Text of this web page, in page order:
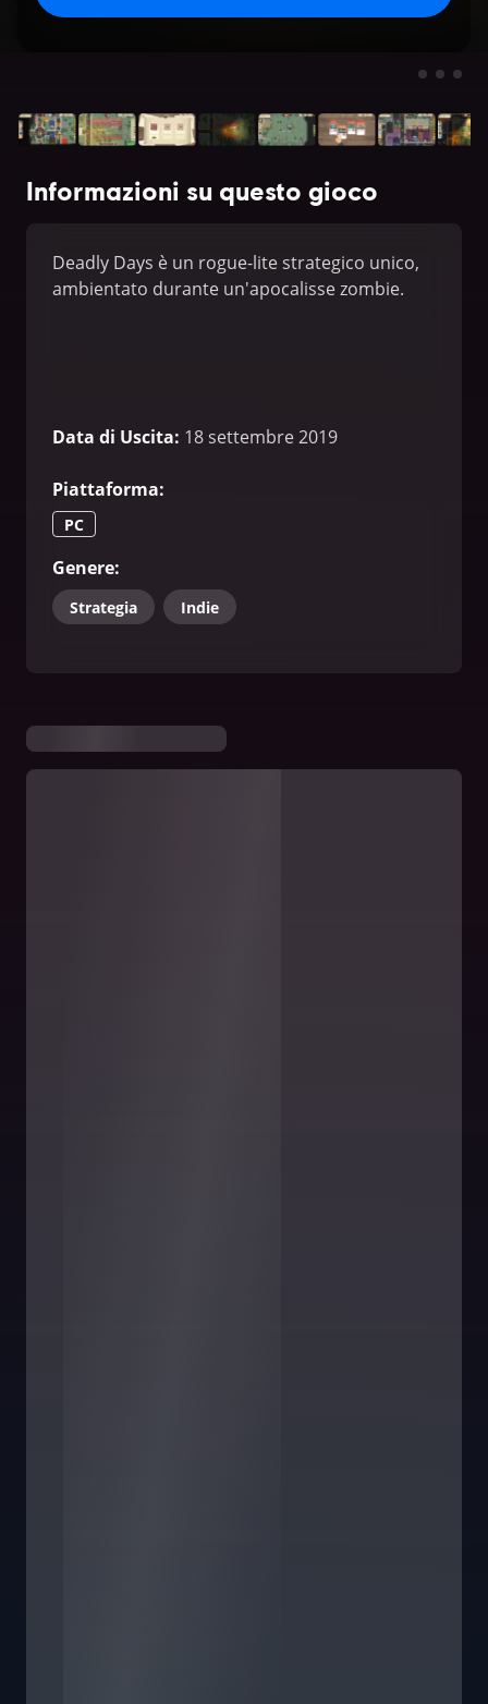
Informazioni su questo gioco
Deadly Days è un rogue-lite strategico unico,
ambientato durante un'apocalisse zombie.
Data di Uscita: 18 settembre 2019
Piattaforma:
PC
Genere:
Strategia Indie